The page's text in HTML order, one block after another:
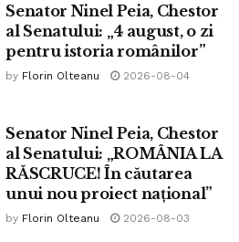
Senator Ninel Peia, Chestor
al Senatului: „4 august, o zi
pentru istoria românilor”
by Florin Olteanu 2026-08-04
Senator Ninel Peia, Chestor
al Senatului: „ROMÂNIA LA
RĂSCRUCE! În căutarea
unui nou proiect național”
by Florin Olteanu 2026-08-03